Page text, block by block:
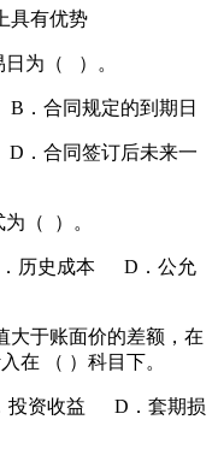
具有优势
为（ ）。
同规定的到期日
合同签订后未来一
（ ）。
历史成本 D．公允
大于账面价的差额，在
在 （ ）科目下。
资收益 D．套期损